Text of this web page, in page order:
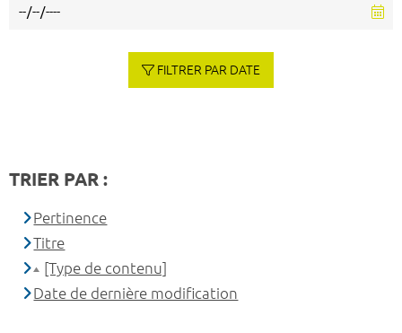
FILTRER PAR DATE
TRIER PAR :
Pertinence
Titre
[Type de contenu]
Date de dernière modification